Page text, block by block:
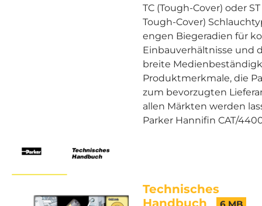
TC (Tough-Cover) oder
Tough-Cover)
engen Biegeradien für
Einbauverhältnisse und
breite
Produktmerkmale, die
zum bevorzugten
allen Märkten werden
Parker Hannifin CAT/
Technisches
Handbuch